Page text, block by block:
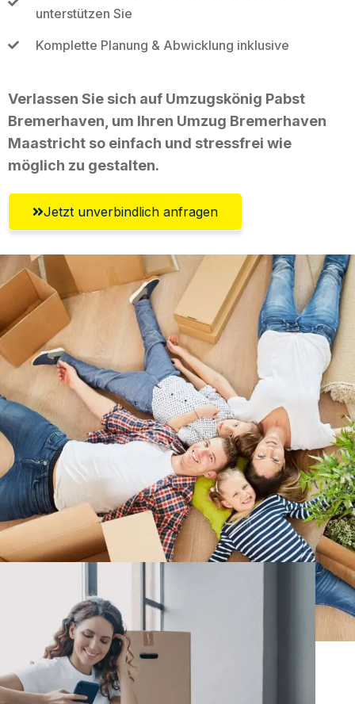
unterstützen Sie
Komplette Planung & Abwicklung inklusive
Verlassen Sie sich auf Umzugskönig Pabst
Bremerhaven, um Ihren Umzug Bremerhaven
Maastricht so einfach und stressfrei wie
möglich zu gestalten.
Jetzt unverbindlich anfragen